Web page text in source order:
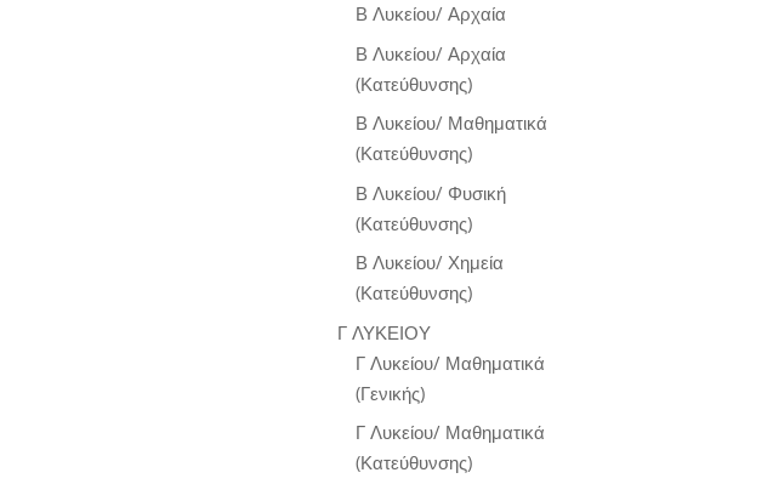
Β Λυκείου/ Αρχαία
Β Λυκείου/ Αρχαία
(Κατεύθυνσης)
Β Λυκείου/ Μαθηματικά
(Κατεύθυνσης)
Β Λυκείου/ Φυσική
(Κατεύθυνσης)
Β Λυκείου/ Χημεία
(Κατεύθυνσης)
Γ ΛΥΚΕΙΟΥ
Γ Λυκείου/ Μαθηματικά
(Γενικής)
Γ Λυκείου/ Μαθηματικά
(Κατεύθυνσης)